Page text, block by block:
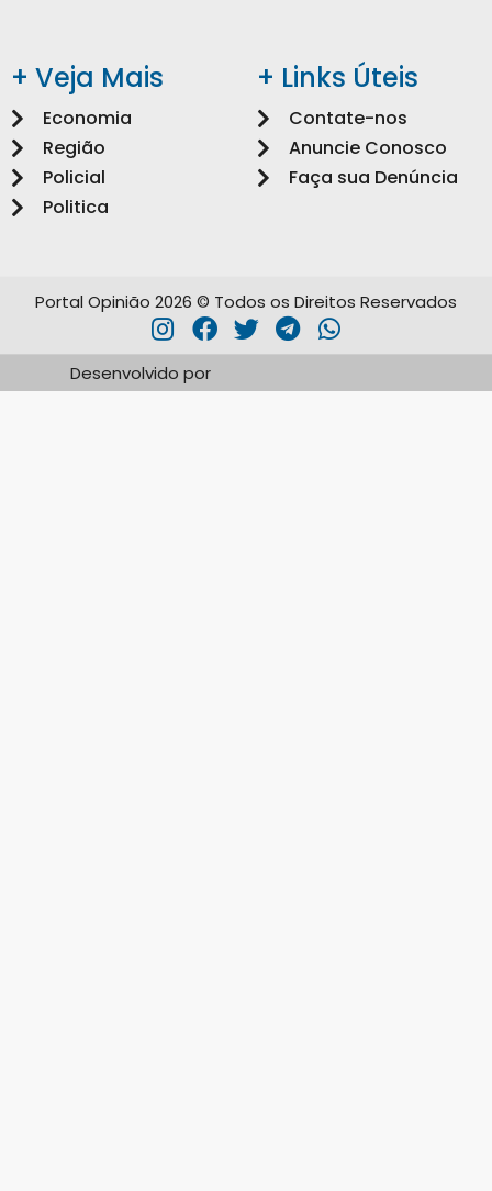
+ Veja Mais
Economia
Região
Policial
Politica
+ Links Úteis
Contate-nos
Anuncie Conosco
Faça sua Denúncia
Portal Opinião 2026 © Todos os Direitos Reservados
Desenvolvido por